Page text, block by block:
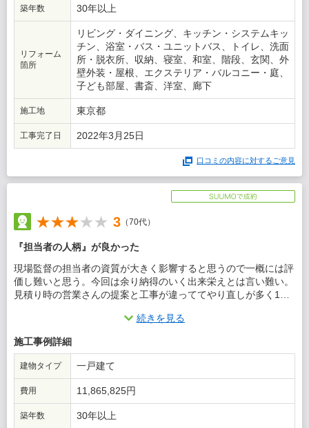
そうでしたので即決しました。仕上がった家もとても住みやすく
で大変満足しています。
築年数 30年以上
リフォーム
箇所
リビング・ダイニング、キッチン・システムキッ
チン、浴室・バス・ユニットバス、トイレ、洗面
所・脱衣所、収納、寝室、和室、階段、玄関、外
壁外装・屋根、エクステリア・バルコニー・庭、
子ども部屋、書斎、洋室、廊下
施工地 東京都
工事完了日 2022年3月25日
口コミの内容に対するご意見
3 （70代）
『担当者の人柄』が良かった
現場監督の担当者の資質が大きく影響すると思うので一概には評
価し難いと思う。今回は余り納得のいく出来栄えとは言い難い。
見積り時の営業さんの提案と工事が違っててやり直しが多く1ヶ
営業の担当者の人柄と会社の信頼度でお願いしました。これにつ
いては良かったと思います。営業の方も親身に相談にのって頂き
助かりました。
続きを見る
施工事例詳細
建物タイプ 一戸建て
費用 11,865,825円
築年数 30年以上